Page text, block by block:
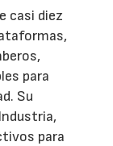
casi diez
para
Su
para